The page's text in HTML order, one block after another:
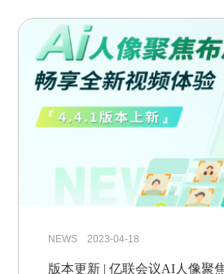
NEWS 2023-04-18
版本更新 | 亿联会议AI人像聚